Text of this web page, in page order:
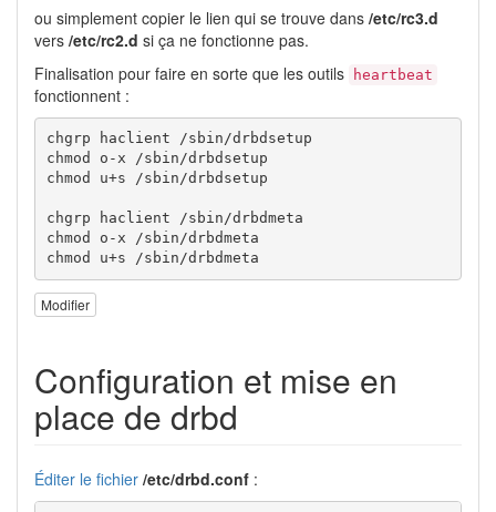
ou simplement copier le lien qui se trouve dans /etc/rc3.d
vers /etc/rc2.d si ça ne fonctionne pas.
Finalisation pour faire en sorte que les outils
heartbeat
fonctionnent :
chgrp haclient /sbin/drbdsetup
chmod o-x /sbin/drbdsetup
chmod u+s /sbin/drbdsetup
chgrp haclient /sbin/drbdmeta
chmod o-x /sbin/drbdmeta
chmod u+s /sbin/drbdmeta
Modifier
Configuration et mise en
place de drbd
Éditer le fichier /etc/drbd.conf :